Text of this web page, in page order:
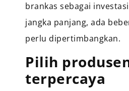
brankas sebagai
jangka panjang, ada
perlu dipertimbangkan.
Pilih
terpercaya